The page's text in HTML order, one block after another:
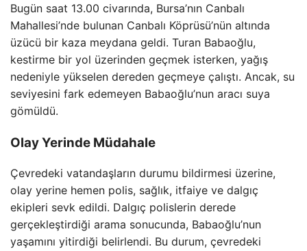
Bugün saat 13.00 civarında, Bursa’nın Canbalı
Mahallesi’nde bulunan Canbalı Köprüsü’nün altında
üzücü bir kaza meydana geldi. Turan Babaoğlu,
kestirme bir yol üzerinden geçmek isterken, yağış
nedeniyle yükselen dereden geçmeye çalıştı. Ancak, su
seviyesini fark edemeyen Babaoğlu’nun aracı suya
gömüldü.
Olay Yerinde Müdahale
Çevredeki vatandaşların durumu bildirmesi üzerine,
olay yerine hemen polis, sağlık, itfaiye ve dalgıç
ekipleri sevk edildi. Dalgıç polislerin derede
gerçekleştirdiği arama sonucunda, Babaoğlu’nun
yaşamını yitirdiği belirlendi. Bu durum, çevredeki